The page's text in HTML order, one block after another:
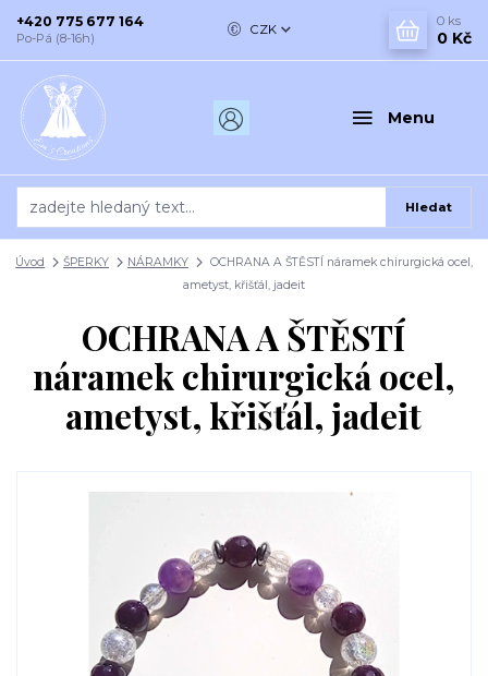
Menu
CZK
Hledat
+420 775 677 164
Po-Pá (8-16h)
0 ks
0 Kč
Úvod ŠPERKY NÁRAMKY
OCHRANA A ŠTĚSTÍ náramek chirurgická ocel,
ametyst, křišťál, jadeit
OCHRANA A ŠTĚSTÍ
náramek chirurgická ocel,
ametyst, křišťál, jadeit